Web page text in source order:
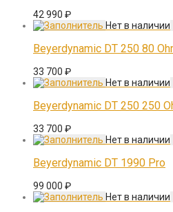
42 990 ₽
Beyerdynamic DT 250 80
33 700 ₽
Beyerdynamic DT 250 250
33 700 ₽
Beyerdynamic DT 1990 Pro
99 000 ₽